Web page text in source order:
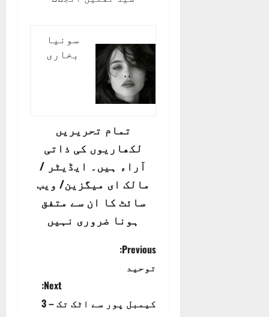
سونیا
بخاری
تمام تحریریں
لکھاریوں کی ذاتی
آراء ہیں۔ ایڈیٹر /
مالک ای میگزین/ ویب
سائٹ کا ان سے متفق
ہونا ضروری نہیں
P
o
s
Previous:
توحید
Next:
کیمبل پور سے اٹک تک – 3